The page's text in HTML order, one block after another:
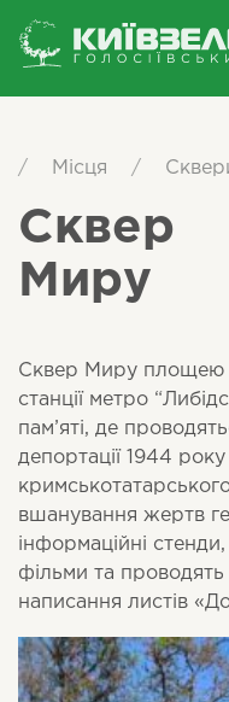
/ Місця /
Сквер
Миру
Сквер Миру площею
станції метро
пам’яті, де
депортації 1944
вшанування жертв
інформаційні
фільми та проводять
написання листів